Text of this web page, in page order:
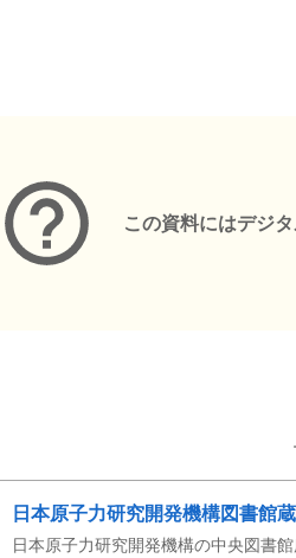
この資料にはデジ
日本原子力研究開発機構図書館
日本原子力研究開発機構の中央図書